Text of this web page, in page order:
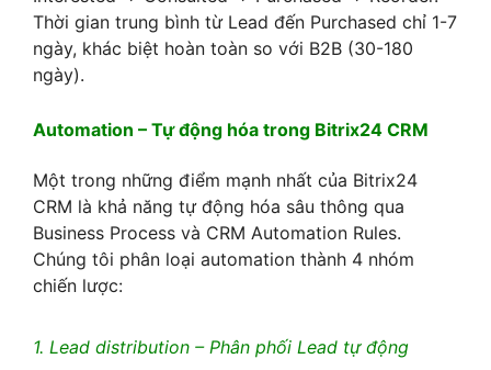
Thời gian trung bình từ Lead đến Purchased chỉ 1-7
ngày, khác biệt hoàn toàn so với B2B (30-180
ngày).
Automation – Tự động hóa trong Bitrix24 CRM
Một trong những điểm mạnh nhất của Bitrix24
CRM là khả năng tự động hóa sâu thông qua
Business Process và CRM Automation Rules.
Chúng tôi phân loại automation thành 4 nhóm
chiến lược:
1. Lead distribution – Phân phối Lead tự động